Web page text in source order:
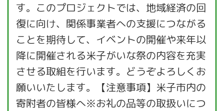
す。このプロジェクトでは、地域経済の回
復に向け、関係事業者への支援につながる
ことを期待して、イベントの開催や来年以
降に開催される米子がいな祭の内容を充実
させる取組を行います。どうぞよろしくお
願いいたします。【注意事項】米子市内の
寄附者の皆様へ※お礼の品等の取扱いにつ